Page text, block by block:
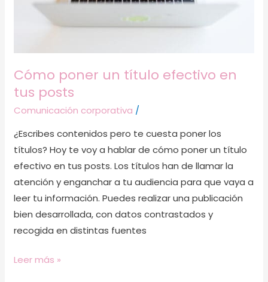
Cómo poner un título efectivo en
tus posts
Comunicación corporativa /
¿Escribes contenidos pero te cuesta poner los
títulos? Hoy te voy a hablar de cómo poner un título
efectivo en tus posts. Los títulos han de llamar la
atención y enganchar a tu audiencia para que vaya a
leer tu información. Puedes realizar una publicación
bien desarrollada, con datos contrastados y
recogida en distintas fuentes
posts
Leer más »